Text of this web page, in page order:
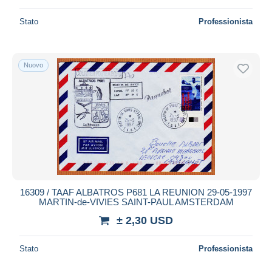
Stato Professionista
Nuovo
16309 / TAAF ALBATROS P681 LA REUNION 29-05-1997
MARTIN-de-VIVIES SAINT-PAUL AMSTERDAM
± 2,30 USD
Stato Professionista